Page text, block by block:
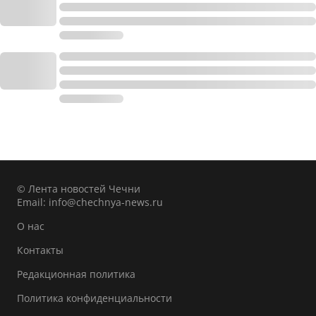
© Лента новостей Чечни
Email: info@chechnya-news.ru
О нас
Контакты
Редакционная политика
Политика конфиденциальности